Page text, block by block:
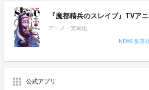
『魔都精兵のスレイブ』TVア
アニメ・実写化
NEWS 集英
公式アプリ